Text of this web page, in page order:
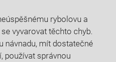
rybolovu a
vyvarovat těchto chyb.
návnadu, ‍mít⁤ dostatečné
používat správnou